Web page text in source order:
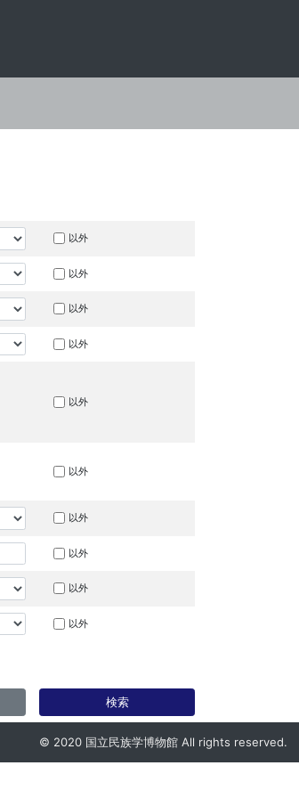
以外
以外
以外
以外
以外
以外
以外
以外
以外
以外
検索
© 2020 国立民族学博物館 All rights reserved.